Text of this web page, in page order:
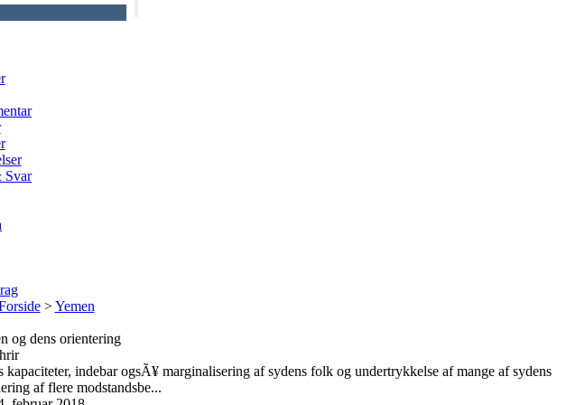
Svar
>Yemen
og dens orientering
indebar ogsÃ¥ marginalisering af sydens folk og undertrykkelse af mange af sydens
af flere modstandsbe...